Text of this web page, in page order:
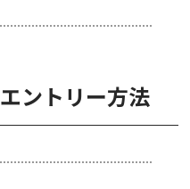
エントリー方法